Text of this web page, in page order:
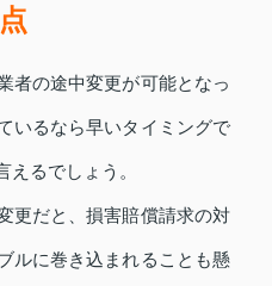
者の途中変更が可能となっ
いるなら早いタイミングで
えるでしょう。
更だと、損害賠償請求の対
ルに巻き込まれることも懸